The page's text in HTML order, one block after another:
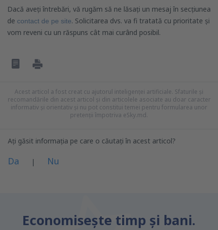
Dacă aveți întrebări, vă rugăm să ne lăsați un mesaj în secțiunea
de contact de pe site. Solicitarea dvs. va fi tratată cu prioritate și
vom reveni cu un răspuns cât mai curând posibil.
Acest articol a fost creat cu ajutorul inteligenței artificiale. Sfaturile și
recomandările din acest articol și din articolele asociate au doar caracter
informativ și orientativ și nu pot constitui temei pentru formularea unor
pretenții împotriva eSky.md.
Ați găsit informația pe care o căutați în acest articol?
Da | Nu
Conține informații incorecte
Economiseşte timp și bani.